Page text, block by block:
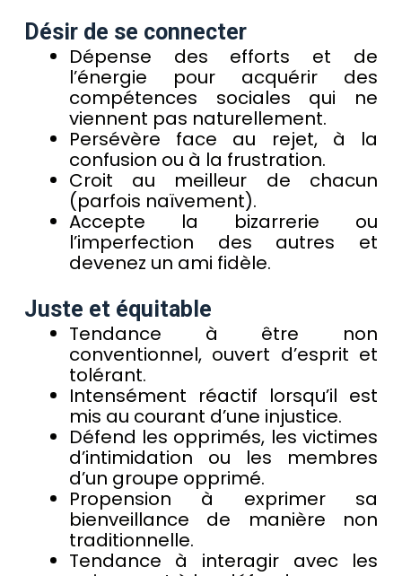
Désir de se connecter
Dépense des efforts et de
l’énergie pour acquérir des
compétences sociales qui ne
viennent pas naturellement.
Persévère face au rejet, à la
confusion ou à la frustration.
Croit au meilleur de chacun
(parfois naïvement).
Accepte la bizarrerie ou
l’imperfection des autres et
devenez un ami fidèle.
Juste et équitable
Tendance à être non
conventionnel, ouvert d’esprit et
tolérant.
Intensément réactif lorsqu’il est
mis au courant d’une injustice.
Défend les opprimés, les victimes
d’intimidation ou les membres
d’un groupe opprimé.
Propension à exprimer sa
bienveillance de manière non
traditionnelle.
Tendance à interagir avec les